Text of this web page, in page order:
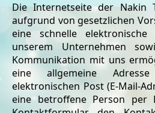
Die Internetseite der Nakin
aufgrund von gesetzlichen
eine schnelle elektronische
unserem Unternehmen
Kommunikation mit uns
eine allgemeine
elektronischen Post (E-Mail-
eine betroffene Person per